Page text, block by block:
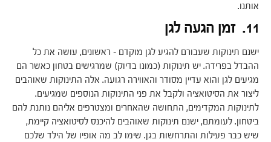
אותנו.
11. זמן הגעה לגן
ישנם תינוקות שעבורם להגיע לגן מוקדם – ראשונים, עושה את כל
ההבדל בפרידה. יש תינוקות (כמונו בדיוק) שמרגישים בטחון כאשר הם
מגיעים לגן והוא עדיין מסודר והאווירה רגועה. אלה התינוקות שאוהבים
ליצור את הסיטואציה ולקבל את פני התינוקות הנוספים שמגיעים.
לתינוקות המקדימים, התחושה שהאחרים ומצטרפים אליהם נותנת להם
ביטחון. לעומתם, ישנם תינוקות שאוהבים להיכנס לסיטואציה קיימת,
שיש כבר פעילות והתרחשות בגן. שימו לב מה אופיו של הילד שלכם